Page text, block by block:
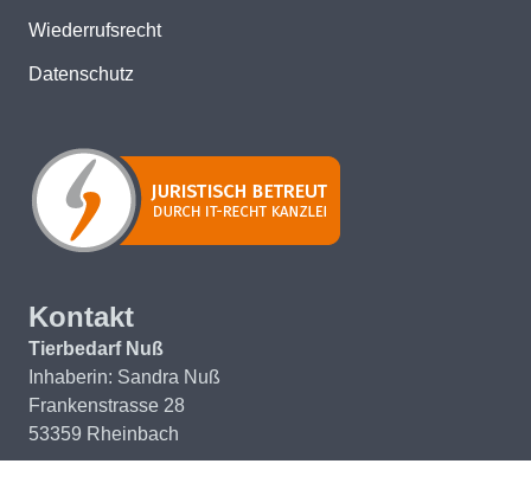
Wiederrufsrecht
Datenschutz
Kontakt
Tierbedarf Nuß
Inhaberin: Sandra Nuß
Frankenstrasse 28
53359 Rheinbach